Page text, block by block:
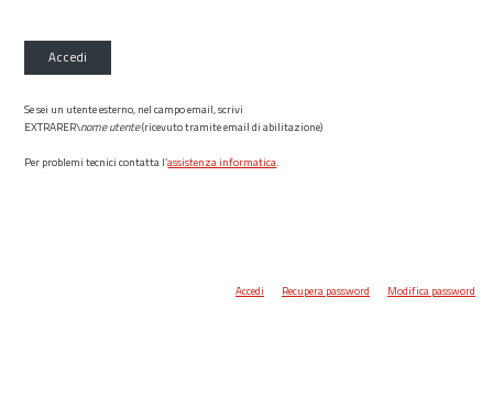
Accedi
Se sei un utente esterno, nel campo email, scrivi
EXTRARER\nome utente(ricevuto tramite email di abilitazione)
Per problemi tecnici contatta l’assistenza informatica.
Accedi Recupera password Modifica password